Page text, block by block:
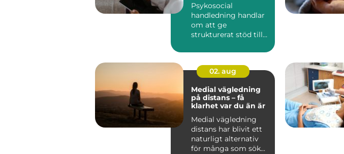
Psykosocial
handledning handlar
om att ge
strukturerat stöd till
arbete möter a...
02. aug
Medial vägledning
på distans – få
klarhet var du än är
Medial vägledning
distans har blivit ett
naturligt alternativ
för många som sök...